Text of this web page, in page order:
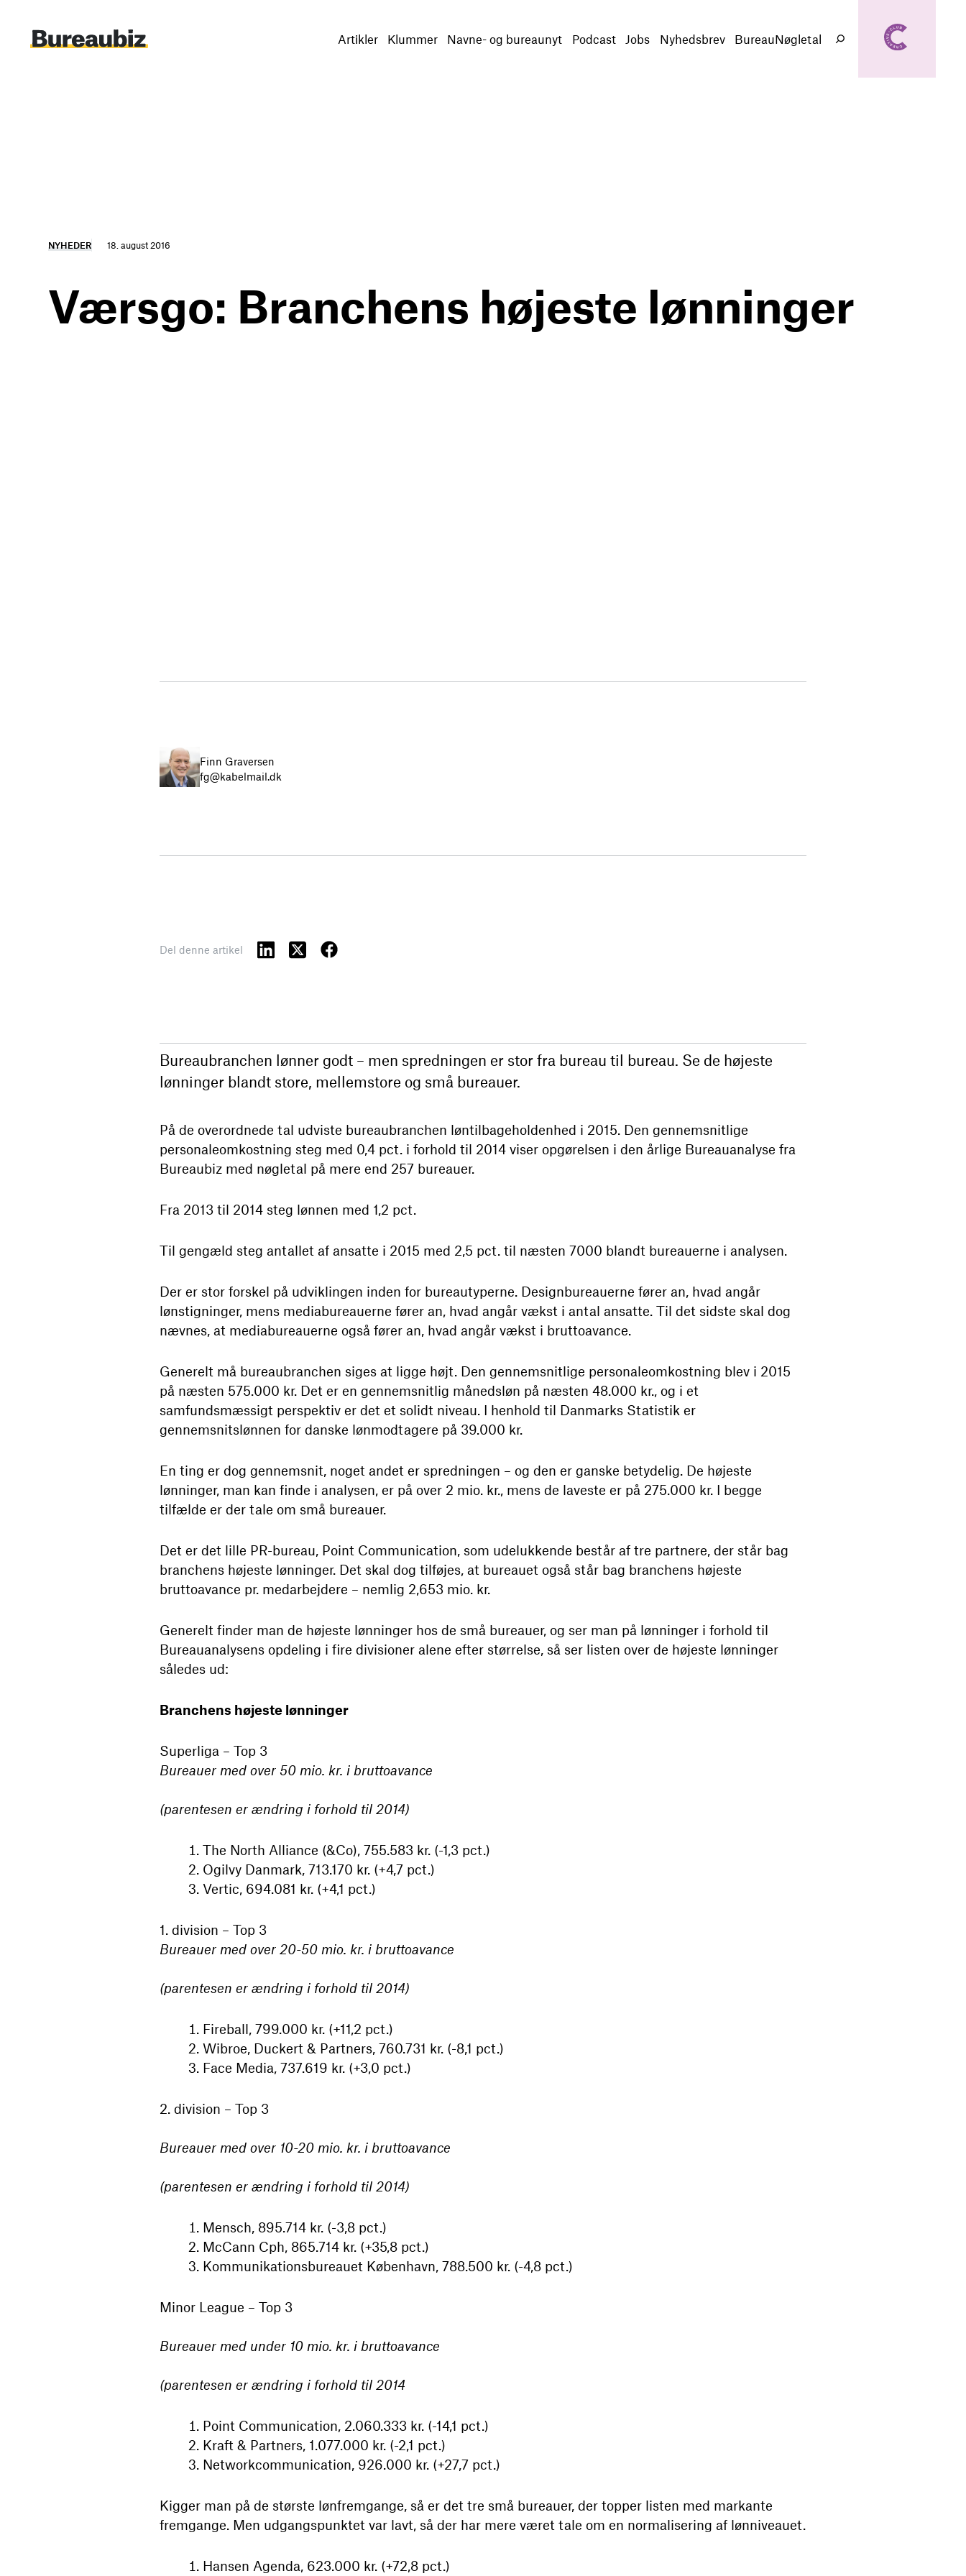
indhold
Artikler Klummer Navne- og bureaunyt Podcast Jobs Nyhedsbrev BureauNøgletal
Søg
NYHEDER 18. august 2016
Værsgo: Branchens højeste lønninger
Finn Graversen
fg@kabelmail.dk
Del denne artikel
Bureaubranchen lønner godt – men spredningen er stor fra bureau til bureau. Se de højeste
lønninger blandt store, mellemstore og små bureauer.
På de overordnede tal udviste bureaubranchen løntilbageholdenhed i 2015. Den gennemsnitlige
personaleomkostning steg med 0,4 pct. i forhold til 2014 viser opgørelsen i den årlige Bureauanalyse fra
Bureaubiz med nøgletal på mere end 257 bureauer.
Fra 2013 til 2014 steg lønnen med 1,2 pct.
Til gengæld steg antallet af ansatte i 2015 med 2,5 pct. til næsten 7000 blandt bureauerne i analysen.
Der er stor forskel på udviklingen inden for bureautyperne. Designbureauerne fører an, hvad angår
lønstigninger, mens mediabureauerne fører an, hvad angår vækst i antal ansatte. Til det sidste skal dog
nævnes, at mediabureauerne også fører an, hvad angår vækst i bruttoavance.
Generelt må bureaubranchen siges at ligge højt. Den gennemsnitlige personaleomkostning blev i 2015
på næsten 575.000 kr. Det er en gennemsnitlig månedsløn på næsten 48.000 kr., og i et
samfundsmæssigt perspektiv er det et solidt niveau. I henhold til Danmarks Statistik er
gennemsnitslønnen for danske lønmodtagere på 39.000 kr.
En ting er dog gennemsnit, noget andet er spredningen – og den er ganske betydelig. De højeste
lønninger, man kan finde i analysen, er på over 2 mio. kr., mens de laveste er på 275.000 kr. I begge
tilfælde er der tale om små bureauer.
Det er det lille PR-bureau, Point Communication, som udelukkende består af tre partnere, der står bag
branchens højeste lønninger. Det skal dog tilføjes, at bureauet også står bag branchens højeste
bruttoavance pr. medarbejdere – nemlig 2,653 mio. kr.
Generelt finder man de højeste lønninger hos de små bureauer, og ser man på lønninger i forhold til
Bureauanalysens opdeling i fire divisioner alene efter størrelse, så ser listen over de højeste lønninger
således ud:
Branchens højeste lønninger
Superliga – Top 3
Bureauer med over 50 mio. kr. i bruttoavance
(parentesen er ændring i forhold til 2014)
The North Alliance (&Co), 755.583 kr. (-1,3 pct.)
Ogilvy Danmark, 713.170 kr. (+4,7 pct.)
Vertic, 694.081 kr. (+4,1 pct.)
1. division – Top 3
Bureauer med over 20-50 mio. kr. i bruttoavance
(parentesen er ændring i forhold til 2014)
Fireball, 799.000 kr. (+11,2 pct.)
Wibroe, Duckert & Partners, 760.731 kr. (-8,1 pct.)
Face Media, 737.619 kr. (+3,0 pct.)
2. division – Top 3
Bureauer med over 10-20 mio. kr. i bruttoavance
(parentesen er ændring i forhold til 2014)
Mensch, 895.714 kr. (-3,8 pct.)
McCann Cph, 865.714 kr. (+35,8 pct.)
Kommunikationsbureauet København, 788.500 kr. (-4,8 pct.)
Minor League – Top 3
Bureauer med under 10 mio. kr. i bruttoavance
(parentesen er ændring i forhold til 2014
Point Communication, 2.060.333 kr. (-14,1 pct.)
Kraft & Partners, 1.077.000 kr. (-2,1 pct.)
Networkcommunication, 926.000 kr. (+27,7 pct.)
Kigger man på de største lønfremgange, så er det tre små bureauer, der topper listen med markante
fremgange. Men udgangspunktet var lavt, så der har mere været tale om en normalisering af lønniveauet.
Hansen Agenda, 623.000 kr. (+72,8 pct.)